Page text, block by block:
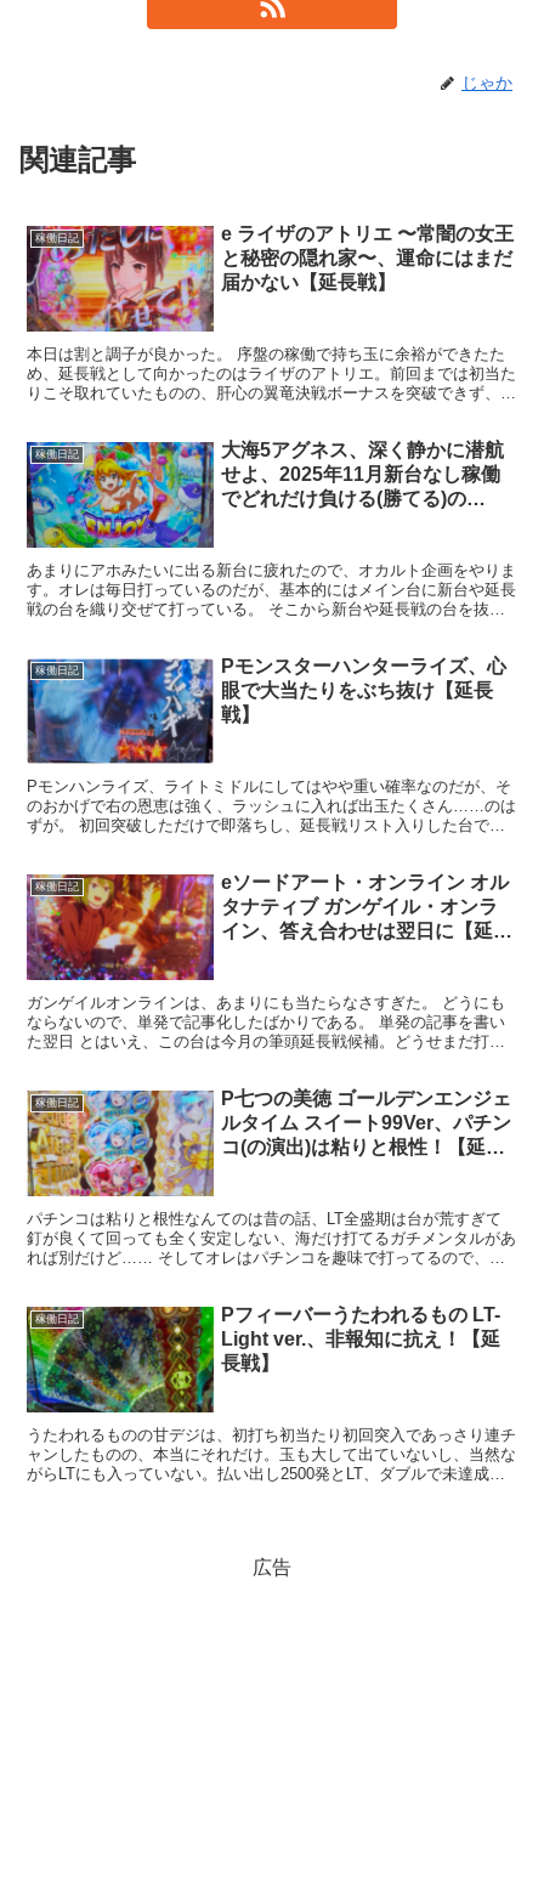
じゃか
関連記事
稼働日記
e ライザのアトリエ 〜常闇の女王
と秘密の隠れ家〜、運命にはまだ
届かない【延長戦】
本日は割と調子が良かった。 序盤の稼働で持ち玉に余裕ができたた
め、延長戦として向かったのはライザのアトリエ。前回までは初当た
りこそ取れていたものの、肝心の翼竜決戦ボーナスを突破できず、
稼働日記
大海5アグネス、深く静かに潜航
せよ、2025年11月新台なし稼働
でどれだけ負ける(勝てる)の
あまりにアホみたいに出る新台に疲れたので、オカルト企画をやりま
す。オレは毎日打っているのだが、基本的にはメイン台に新台や延長
戦の台を織り交ぜて打っている。 そこから新台や延長戦の台を抜
稼働日記
Pモンスターハンターライズ、心
眼で大当たりをぶち抜け【延長
戦】
Pモンハンライズ、ライトミドルにしてはやや重い確率なのだが、そ
のおかげで右の恩恵は強く、ラッシュに入れば出玉たくさん……のは
ずが。 初回突破しただけで即落ちし、延長戦リスト入りした台であ
稼働日記
eソードアート・オンライン オル
タナティブ ガンゲイル・オンラ
イン、答え合わせは翌日に【延長
ガンゲイルオンラインは、あまりにも当たらなさすぎた。 どうにも
ならないので、単発で記事化したばかりである。 単発の記事を書い
た翌日 とはいえ、この台は今月の筆頭延長戦候補。どうせまだ打つ
稼働日記
P七つの美徳 ゴールデンエンジェ
ルタイム スイート99Ver、パチン
コ(の演出)は粘りと根性！【延長
パチンコは粘りと根性なんてのは昔の話、LT全盛期は台が荒すぎて
釘が良くて回っても全く安定しない、海だけ打てるガチメンタルがあ
れば別だけど…… そしてオレはパチンコを趣味で打ってるので、そ
稼働日記
Pフィーバーうたわれるもの LT-
Light ver.、非報知に抗え！【延
長戦】
うたわれるものの甘デジは、初打ち初当たり初回突入であっさり連チ
ャンしたものの、本当にそれだけ。玉も大して出ていないし、当然な
がらLTにも入っていない。払い出し2500発とLT、ダブルで未達成。
広告